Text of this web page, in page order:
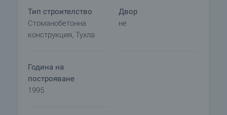
Тип строителство
Стоманобетонна
конструкция, Тухла
Двор
не
Година на
построяване
1995